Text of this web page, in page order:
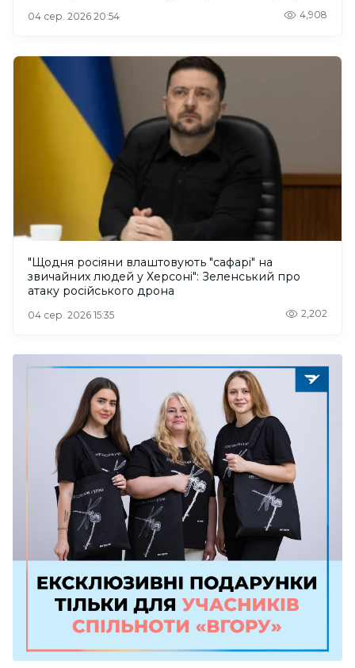
04 сер. 2026 20:54 4,908
"Щодня росіяни влаштовують "сафарі" на
звичайних людей у Херсоні": Зеленський про
атаку російського дрона
04 сер. 2026 15:35 2,202